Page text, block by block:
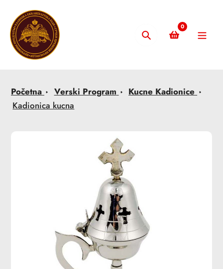
content
Pretraži
0
Početna Verski Program
Kucne Kadionice
Kadionica kucna